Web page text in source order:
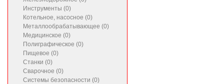
Инструменты (0)
Котельное, насосное (0)
Металлообрабатывающее (0)
Медицинское (0)
Полиграфическое (0)
Пищевое (0)
Станки (0)
Сварочное (0)
Системы безопасности (0)